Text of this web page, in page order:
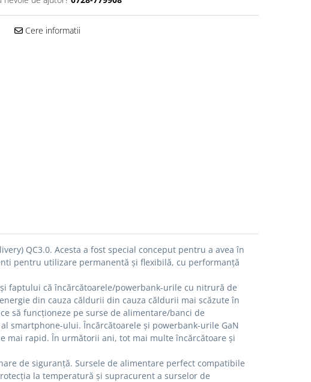
Cere informatii
QC3.0. Acesta a fost special conceput pentru a avea în
pentru utilizare permanentă și flexibilă, cu performanță
faptului că încărcătoarele/powerbank-urile cu nitrură de
din cauza căldurii din cauza căldurii mai scăzute în
să funcționeze pe surse de alimentare/banci de
smartphone-ului. Încărcătoarele și powerbank-urile GaN
mai rapid. În următorii ani, tot mai multe încărcătoare și
de siguranță. Sursele de alimentare perfect compatibile
la temperatură și supracurent a surselor de